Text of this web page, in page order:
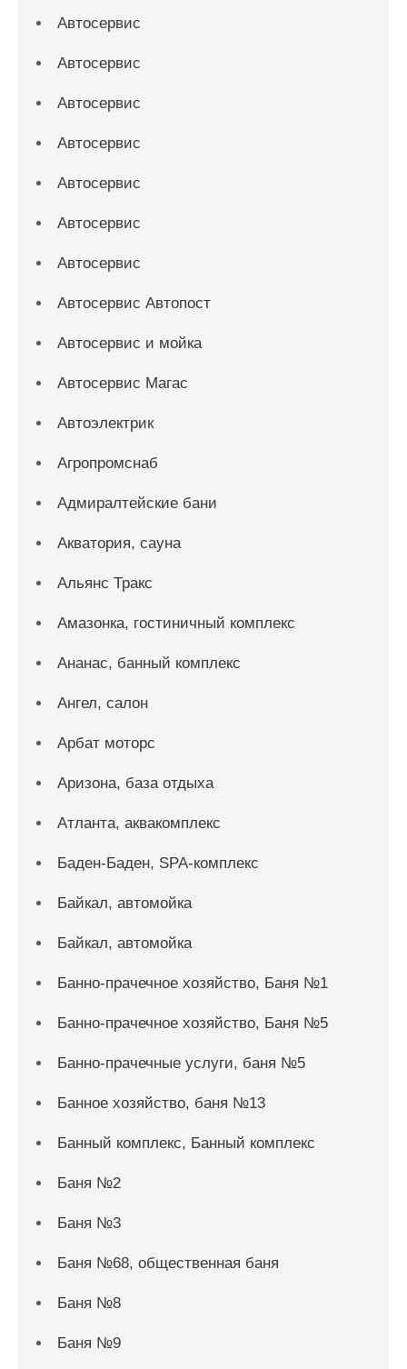
Автосервис
Автосервис
Автосервис
Автосервис
Автосервис
Автосервис
Автосервис
Автосервис Автопост
Автосервис и мойка
Автосервис Магас
Автоэлектрик
Агропромснаб
Адмиралтейские бани
Акватория, сауна
Альянс Тракс
Амазонка, гостиничный комплекс
Ананас, банный комплекс
Ангел, салон
Арбат моторс
Аризона, база отдыха
Атланта, аквакомплекс
Баден-Баден, SPA-комплекс
Байкал, автомойка
Байкал, автомойка
Банно-прачечное хозяйство, Баня №1
Банно-прачечное хозяйство, Баня №5
Банно-прачечные услуги, баня №5
Банное хозяйство, баня №13
Банный комплекс, Банный комплекс
Баня №2
Баня №3
Баня №68, общественная баня
Баня №8
Баня №9